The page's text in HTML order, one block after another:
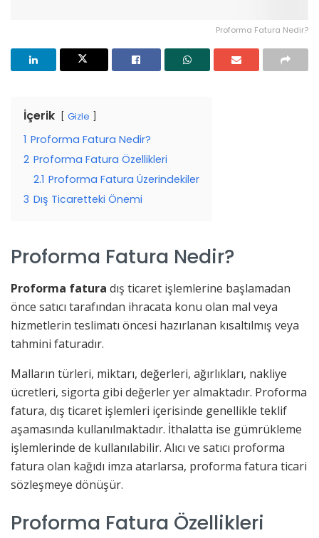
Proforma Fatura Nedir?
İçerik Gizle
1 Proforma Fatura Nedir?
2 Proforma Fatura Özellikleri
2.1 Proforma Fatura Üzerindekiler
3 Dış Ticaretteki Önemi
Proforma Fatura Nedir?
Proforma fatura dış ticaret işlemlerine başlamadan
önce satıcı tarafından ihracata konu olan mal veya
hizmetlerin teslimatı öncesi hazırlanan kısaltılmış veya
tahmini faturadır.
Malların türleri, miktarı, değerleri, ağırlıkları, nakliye
ücretleri, sigorta gibi değerler yer almaktadır. Proforma
fatura, dış ticaret işlemleri içerisinde genellikle teklif
aşamasında kullanılmaktadır. İthalatta ise gümrükleme
işlemlerinde de kullanılabilir. Alıcı ve satıcı proforma
fatura olan kağıdı imza atarlarsa, proforma fatura ticari
sözleşmeye dönüşür.
Proforma Fatura Özellikleri